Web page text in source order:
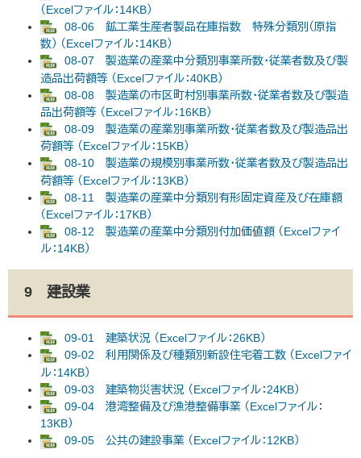
（Excelファイル：14KB）
08-06 鉱工業生産者製品在庫指数 特殊分類別（原指
数） （Excelファイル：14KB）
08-07 製造業の産業中分類別事業所数・従業者数及び製
造品出荷額等 （Excelファイル：40KB）
08-08 製造業の市区町村別事業所数・従業者数及び製造
品出荷額等 （Excelファイル：16KB）
08-09 製造業の産業別事業所数・従業者数及び製造品出
荷額等 （Excelファイル：15KB）
08-10 製造業の規模別事業所数・従業者数及び製造品出
荷額等 （Excelファイル：13KB）
08-11 製造業の産業中分類別有形固定資産及び在庫額
（Excelファイル：17KB）
08-12 製造業の産業中分類別付加価値額 （Excelファイ
ル：14KB）
9 建設業
09-01 建築状況 （Excelファイル：26KB）
09-02 利用関係及び種類別新設住宅着工数 （Excelファイ
ル：14KB）
09-03 建築物災害状況 （Excelファイル：24KB）
09-04 港湾整備及び漁港整備事業 （Excelファイル：
13KB）
09-05 公共の建設事業 （Excelファイル：12KB）